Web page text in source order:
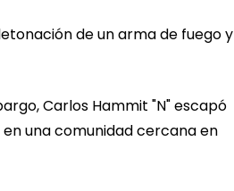
de un arma de fuego y
Carlos Hammit "N" escapó
una comunidad cercana en